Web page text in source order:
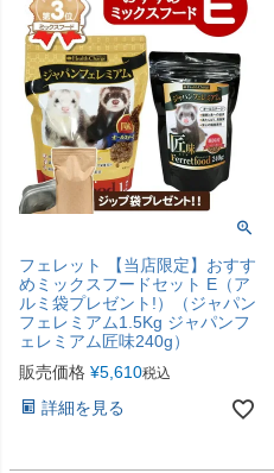
フェレット 【当店限定】おすす
めミックスフードセット E（ア
ルミ袋プレゼント!）（ジャパン
フェレミアム1.5Kg ジャパンフ
ェレミアム匠味240g）
販売価格 ¥5,610税込
詳細を見る